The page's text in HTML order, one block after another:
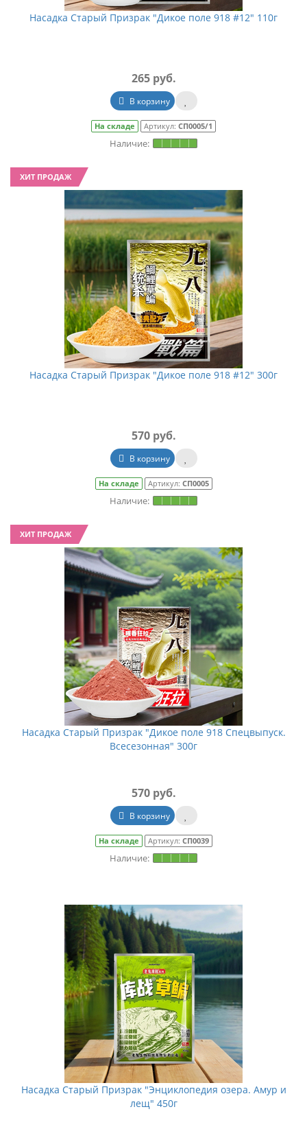
Насадка Старый Призрак "Дикое поле 918 #12" 110г
265 руб.
В корзину
На складе Артикул: СП0005/1
ХИТ ПРОДАЖ
Насадка Старый Призрак "Дикое поле 918 #12" 300г
570 руб.
В корзину
На складе Артикул: СП0005
ХИТ ПРОДАЖ
Насадка Старый Призрак "Дикое поле 918 Спецвыпуск.
Всесезонная" 300г
570 руб.
В корзину
На складе Артикул: СП0039
Насадка Старый Призрак "Энциклопедия озера. Амур и
лещ" 450г